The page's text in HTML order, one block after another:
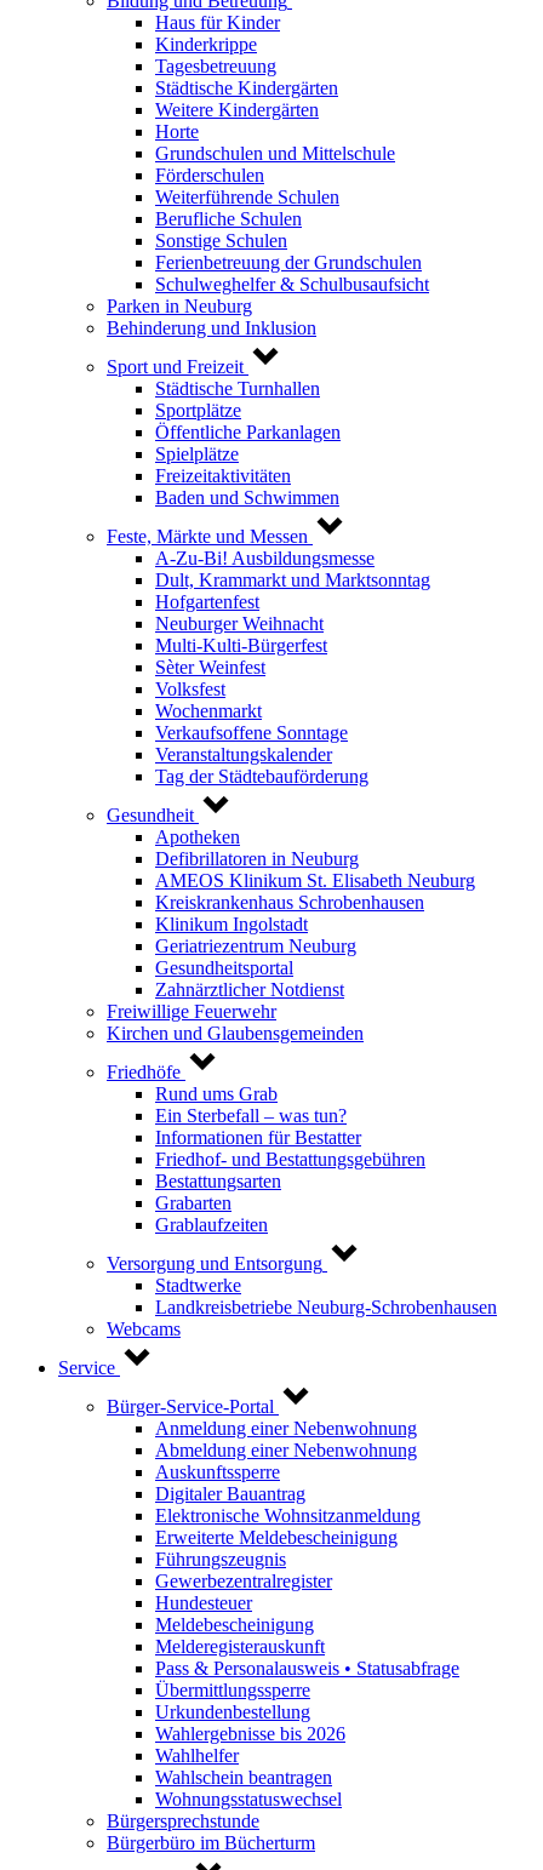
Haus für Kinder
Kinderkrippe
Tagesbetreuung
Städtische Kindergärten
Weitere Kindergärten
Horte
Grundschulen und Mittelschule
Förderschulen
Weiterführende Schulen
Berufliche Schulen
Sonstige Schulen
Ferienbetreuung der Grundschulen
Schulweghelfer & Schulbusaufsicht
Parken in Neuburg
Behinderung und Inklusion
Sport und Freizeit
Städtische Turnhallen
Sportplätze
Öffentliche Parkanlagen
Spielplätze
Freizeitaktivitäten
Baden und Schwimmen
Feste, Märkte und Messen
A-Zu-Bi! Ausbildungsmesse
Dult, Krammarkt und Marktsonntag
Hofgartenfest
Neuburger Weihnacht
Multi-Kulti-Bürgerfest
Sèter Weinfest
Volksfest
Wochenmarkt
Verkaufsoffene Sonntage
Veranstaltungskalender
Tag der Städtebauförderung
Gesundheit
Apotheken
Defibrillatoren in Neuburg
AMEOS Klinikum St. Elisabeth Neuburg
Kreiskrankenhaus Schrobenhausen
Klinikum Ingolstadt
Geriatriezentrum Neuburg
Gesundheitsportal
Zahnärztlicher Notdienst
Freiwillige Feuerwehr
Kirchen und Glaubensgemeinden
Friedhöfe
Rund ums Grab
Ein Sterbefall – was tun?
Informationen für Bestatter
Friedhof- und Bestattungsgebühren
Bestattungsarten
Grabarten
Grablaufzeiten
Versorgung und Entsorgung
Stadtwerke
Landkreisbetriebe Neuburg-Schrobenhausen
Webcams
Service
Bürger-Service-Portal
Anmeldung einer Nebenwohnung
Abmeldung einer Nebenwohnung
Auskunftssperre
Digitaler Bauantrag
Elektronische Wohnsitzanmeldung
Erweiterte Meldebescheinigung
Führungszeugnis
Gewerbezentralregister
Hundesteuer
Meldebescheinigung
Melderegisterauskunft
Pass & Personalausweis • Statusabfrage
Übermittlungssperre
Urkundenbestellung
Wahlergebnisse bis 2026
Wahlhelfer
Wahlschein beantragen
Wohnungsstatuswechsel
Bürgersprechstunde
Bürgerbüro im Bücherturm